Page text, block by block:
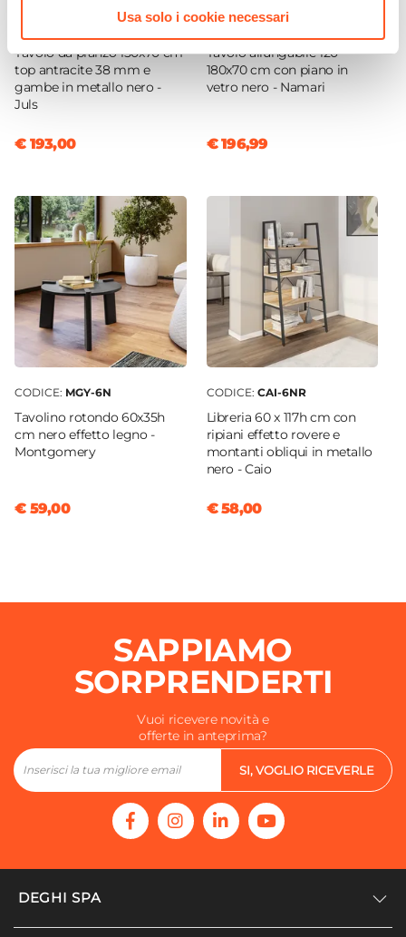
Usa solo i cookie necessari
Materiale Seduta
Similpelle
Portata Massima
120 Kg
Colore Gambe
Nero
Effetto
Effetto vintage
Verniciatura
Verniciatura a polvere epossidica
Impilabile
Materiale Imbottitura
Schiuma poliuretanica
No
Tavolo da pranzo 150x70 cm
top antracite 38 mm e
gambe in metallo nero -
Juls
€ 193,00
Tavolo allungabile 120-
180x70 cm con piano in
vetro nero - Namari
€ 196,99
CODICE: MGY-6N
Tavolino rotondo 60x35h
cm nero effetto legno -
Montgomery
€ 59,00
CODICE: CAI-6NR
Libreria 60 x 117h cm con
ripiani effetto rovere e
montanti obliqui in metallo
nero - Caio
€ 58,00
SAPPIAMO
SORPRENDERTI
Vuoi ricevere novità e
offerte in anteprima?
SI, VOGLIO RICEVERLE
DEGHI SPA